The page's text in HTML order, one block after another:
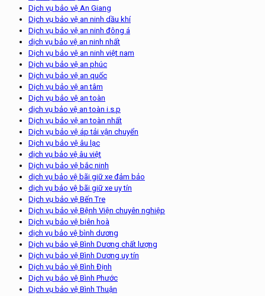
Dịch vụ bảo vệ An Giang
Dịch vụ bảo vệ an ninh dầu khí
Dịch vụ bảo vệ an ninh đông á
dịch vụ bảo vệ an ninh nhất
Dịch vụ bảo vệ an ninh việt nam
Dịch vụ bảo vệ an phúc
Dịch vụ bảo vệ an quốc
Dịch vụ bảo vệ an tâm
Dịch vụ bảo vệ an toàn
dịch vụ bảo vệ an toàn i.s.p
Dịch vụ bảo vệ an toàn nhất
Dịch vụ bảo vệ áp tải vận chuyển
Dịch vụ bảo vệ âu lạc
dịch vụ bảo vệ âu việt
Dịch vụ bảo vệ bắc ninh
dịch vụ bảo vệ bãi giữ xe đảm bảo
dịch vụ bảo vệ bãi giữ xe uy tín
Dịch vụ bảo vệ Bến Tre
Dịch vụ bảo vệ Bệnh Viện chuyên nghiệp
Dịch vụ bảo vệ biên hoà
dịch vụ bảo vệ bình dương
Dịch vụ bảo vệ Bình Dương chất lượng
Dịch vụ bảo vệ Bình Dương uy tín
Dịch vụ bảo vệ Bình Định
Dịch vụ bảo vệ Bình Phước
Dịch vụ bảo vệ Bình Thuận